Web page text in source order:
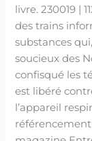
livre. 230019 |
des trains
substances
soucieux des
confisqué les
est libéré
l’appareil